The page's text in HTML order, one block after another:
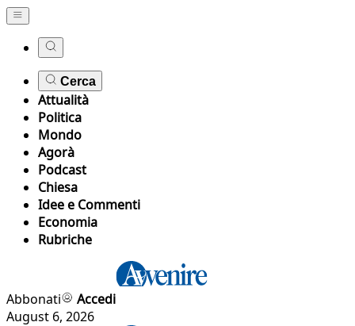
Cerca
Attualità
Politica
Mondo
Agorà
Podcast
Chiesa
Idee e Commenti
Economia
Rubriche
Abbonati
Accedi
August 6, 2026